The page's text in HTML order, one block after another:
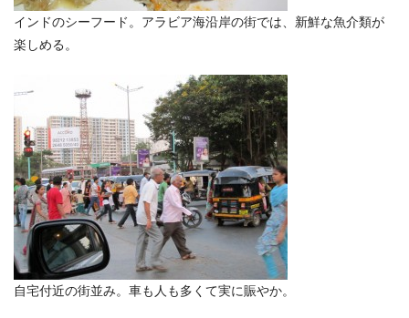
インドのシーフード。アラビア海沿岸の街では、新鮮な魚介類が
楽しめる。
自宅付近の街並み。車も人も多くて実に賑やか。